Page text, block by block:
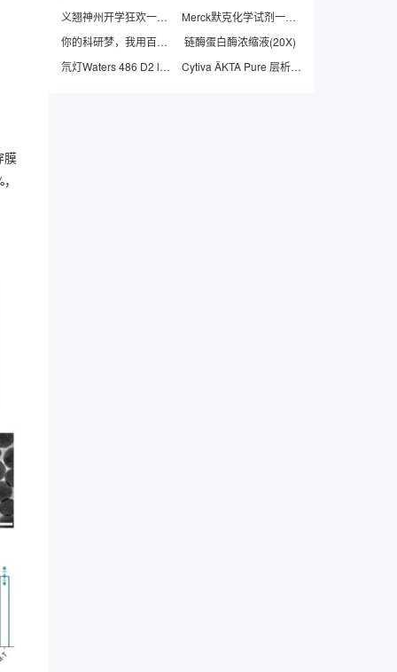
膜
义翘神州开学狂欢一口价
Merck默克化学试剂一级代理
你的科研梦，我用百万圆，动物模型或其他检测任你选
链酶蛋白酶浓缩液(20X)
氘灯Waters 486 D2 lamp 2000时
Cytiva ÄKTA Pure 层析系统